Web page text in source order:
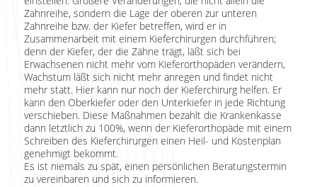
Zahnreihe, sondern die Lage der oberen zur unteren
Zahnreihe bzw. der Kiefer betreffen, wird er in
Zusammenarbeit mit einem Kieferchirurgen durchführen;
denn der Kiefer, der die Zähne trägt, läßt sich bei
Erwachsenen nicht mehr vom Kieferorthopäden verändern,
Wachstum läßt sich nicht mehr anregen und findet nicht
mehr statt. Hier kann nur noch der Kieferchirurg helfen. Er
kann den Oberkiefer oder den Unterkiefer in jede Richtung
verschieben. Diese Maßnahmen bezahlt die Krankenkasse
dann letztlich zu 100%, wenn der Kieferorthopäde mit einem
Schreiben des Kieferchirurgen einen Heil- und Kostenplan
genehmigt bekommt.
Es ist niemals zu spät, einen persönlichen Beratungstermin
zu vereinbaren und sich zu informieren.